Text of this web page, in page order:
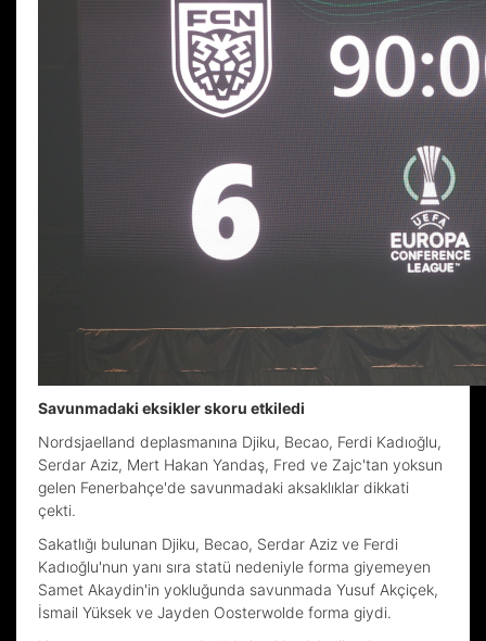
Savunmadaki eksikler skoru etkiledi
Nordsjaelland deplasmanına Djiku, Becao, Ferdi Kadıoğlu,
Serdar Aziz, Mert Hakan Yandaş, Fred ve Zajc'tan yoksun
gelen Fenerbahçe'de savunmadaki aksaklıklar dikkati
çekti.
Sakatlığı bulunan Djiku, Becao, Serdar Aziz ve Ferdi
Kadıoğlu'nun yanı sıra statü nedeniyle forma giyemeyen
Samet Akaydin'in yokluğunda savunmada Yusuf Akçiçek,
İsmail Yüksek ve Jayden Oosterwolde forma giydi.